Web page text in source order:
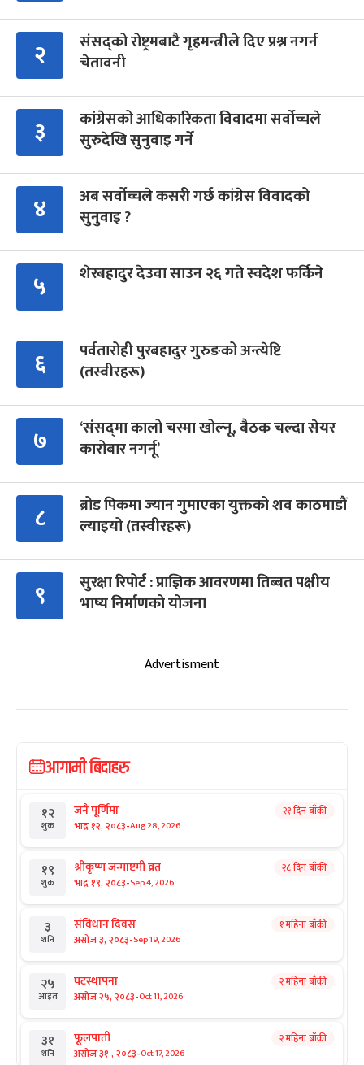
२
संसद्को रोष्ट्रमबाटै गृहमन्त्रीले दिए प्रश्न नगर्न
चेतावनी
३
कांग्रेसको आधिकारिकता विवादमा सर्वोच्चले
सुरुदेखि सुनुवाइ गर्ने
४
अब सर्वोच्चले कसरी गर्छ कांग्रेस विवादको
सुनुवाइ ?
५ शेरबहादुर देउवा साउन २६ गते स्वदेश फर्किने
६
पर्वतारोही पुरबहादुर गुरुङको अन्त्येष्टि
(तस्वीरहरू)
७
‘संसद्‍मा कालो चस्मा खोल्नू, बैठक चल्दा सेयर
कारोबार नगर्नू’
८
ब्रोड पिकमा ज्यान गुमाएका युक्तको शव काठमाडौं
ल्याइयो (तस्वीरहरू)
९
सुरक्षा रिपोर्ट : प्राज्ञिक आवरणमा तिब्बत पक्षीय
भाष्य निर्माणको योजना
Advertisment
आगामी बिदाहरु
१२
शुक्र
जनै पूर्णिमा
भाद्र १२, २०८३-Aug 28, 2026
२१ दिन बाँकी
१९
शुक्र
श्रीकृष्ण जन्माष्टमी व्रत
भाद्र १९, २०८३-Sep 4, 2026
२८ दिन बाँकी
३
शनि
संविधान दिवस
असोज ३, २०८३-Sep 19, 2026
१ महिना बाँकी
२५
आइत
घटस्थापना
असोज २५, २०८३-Oct 11, 2026
२ महिना बाँकी
३१
शनि
फूलपाती
असोज ३१ , २०८३-Oct 17, 2026
२ महिना बाँकी